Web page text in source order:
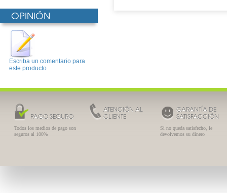
OPINIÓN
Escriba un comentario para
este producto
PAGO SEGURO
Todos los medios de pago son
seguros al 100%
ATENCIÓN AL
CLIENTE
GARANTÍA DE
SATISFACCIÓN
Si no queda satisfecho, le
devolvemos su dinero